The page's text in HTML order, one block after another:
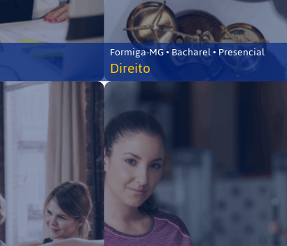
Formiga-MG • Bacharel • Presencial
Direito